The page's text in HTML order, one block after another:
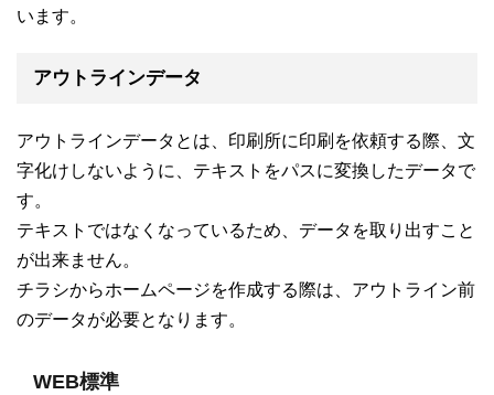
います。
アウトラインデータ
アウトラインデータとは、印刷所に印刷を依頼する際、文
字化けしないように、テキストをパスに変換したデータで
す。
テキストではなくなっているため、データを取り出すこと
が出来ません。
チラシからホームページを作成する際は、アウトライン前
のデータが必要となります。
WEB標準